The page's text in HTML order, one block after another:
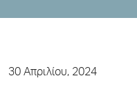
30 Απριλίου, 2024